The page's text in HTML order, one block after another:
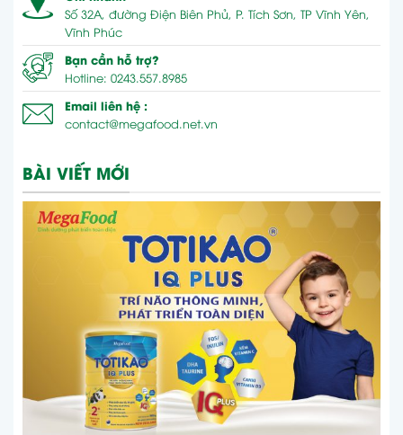
Số 32A, đường Điện Biên Phủ, P. Tích Sơn, TP Vĩnh Yên,
Vĩnh Phúc
Bạn cần hỗ trợ?
Hotline: 0243.557.8985
Email liên hệ :
contact@megafood.net.vn
BÀI VIẾT MỚI